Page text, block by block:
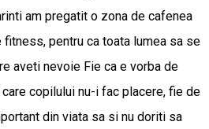
am pregatit o zona de cafenea
pentru ca toata lumea sa se
aveti nevoie Fie ca e vorba de
copilului nu-i fac placere, fie de
din viata sa si nu doriti sa